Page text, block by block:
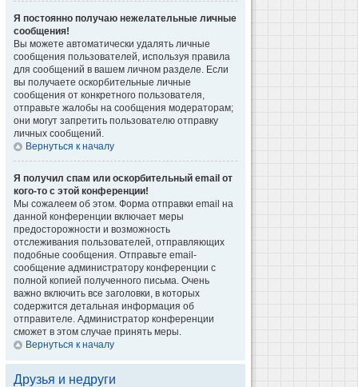
Я постоянно получаю нежелательные личные
сообщения!
Вы можете автоматически удалять личные
сообщения пользователей, используя правила
для сообщений в вашем личном разделе. Если
вы получаете оскорбительные личные
сообщения от конкретного пользователя,
отправьте жалобы на сообщения модераторам;
они могут запретить пользователю отправку
личных сообщений.
Вернуться к началу
Я получил спам или оскорбительный email от
кого-то с этой конференции!
Мы сожалеем об этом. Форма отправки email на
данной конференции включает меры
предосторожности и возможность
отслеживания пользователей, отправляющих
подобные сообщения. Отправьте email-
сообщение администратору конференции с
полной копией полученного письма. Очень
важно включить все заголовки, в которых
содержится детальная информация об
отправителе. Администратор конференции
сможет в этом случае принять меры.
Вернуться к началу
Друзья и недруги